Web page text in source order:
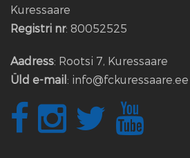
Kuressaare
Registri nr: 80052525
Aadress: Rootsi 7, Kuressaare
Üld e-mail: info@fckuressaare.ee